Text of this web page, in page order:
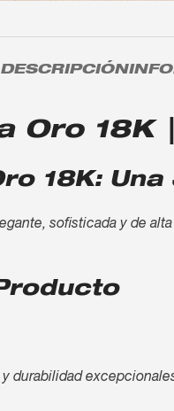
DESCRIPCIÓN
Oro
18K:
sofisticada y de
durabilidad